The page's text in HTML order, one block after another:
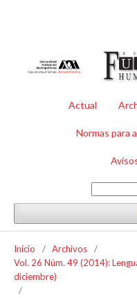
Actual
Normas para
Inicio / Archivos
/
Vol. 26 Núm. 49 (2014):
diciembre)
/